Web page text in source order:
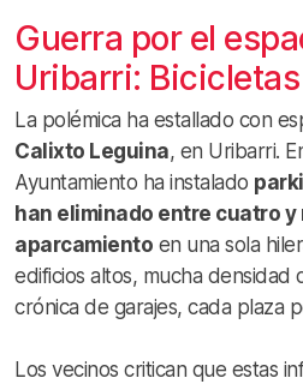
Guerra por el
Uribarri:
La polémica ha estallado con
Calixto Leguina, en Uribarri.
Ayuntamiento ha instalado
han eliminado entre cuatro
aparcamiento en una sola
edificios altos, mucha densidad
crónica de garajes, cada plaza
Los vecinos critican que estas